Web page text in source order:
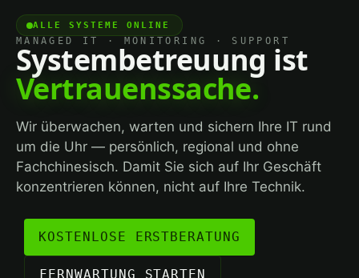
ALLE SYSTEME ONLINE
MANAGED IT · MONITORING · SUPPORT
Systembetreuung ist
Vertrauenssache.
Wir überwachen, warten und sichern Ihre IT rund
um die Uhr — persönlich, regional und ohne
Fachchinesisch. Damit Sie sich auf Ihr Geschäft
konzentrieren können, nicht auf Ihre Technik.
KOSTENLOSE ERSTBERATUNG
FERNWARTUNG STARTEN